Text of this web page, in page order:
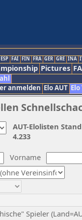
ESP FAI FIN FRA GER GRE INA
Pictures
anmelden Elo AUT
Vorname
Spieler
AUT-Elolisten
4.233